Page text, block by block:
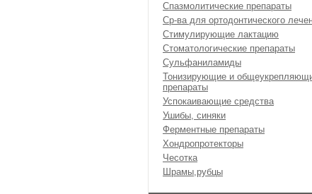
Спазмолитические препараты
Ср-ва для ортодонтического
Стимулирующие лактацию
Стоматологические препараты
Сульфаниламиды
Тонизирующие и
препараты
Успокаивающие средства
Ушибы, синяки
Ферментные препараты
Хондропротекторы
Чесотка
Шрамы,рубцы